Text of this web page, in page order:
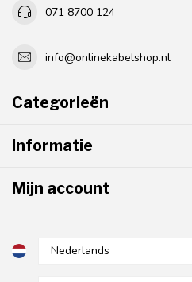
071 8700 124
info@onlinekabelshop.nl
Categorieën
Informatie
Mijn account